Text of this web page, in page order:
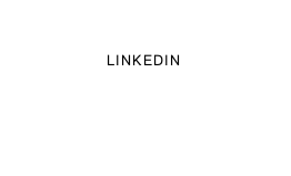
LINKEDIN